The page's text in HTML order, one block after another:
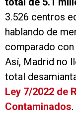
3.526 centros
hablando de
comparado
Así, Madrid no
total
Ley 7/2022 de
Contaminados